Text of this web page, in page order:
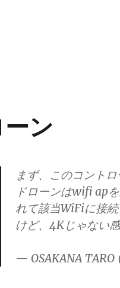
ン
まず、このコント
ドローンはwifi ap
れて該当WiFiに接
けど、4Kじゃない
— OSAKANA